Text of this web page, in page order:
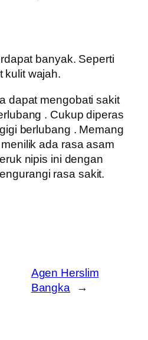
banyak. Seperti
kulit wajah.
dapat mengobati sakit
. Cukup diperas
berlubang . Memang
ada rasa asam
nipis ini dengan
rasa sakit.
Agen Herslim
Bangka
→